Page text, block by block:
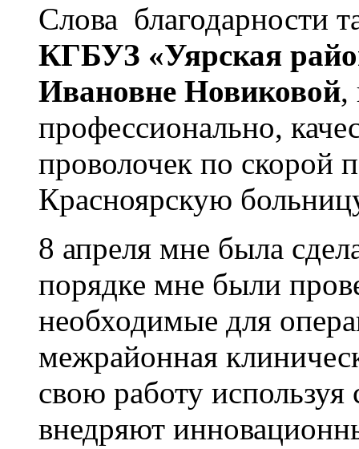
Слова благодарности
КГБУЗ «Уярская
Ивановне Новиковой,
профессионально,
проволочек по скорой
Красноярскую
8 апреля мне была
порядке мне были
необходимые для
межрайонная
свою работу
внедряют